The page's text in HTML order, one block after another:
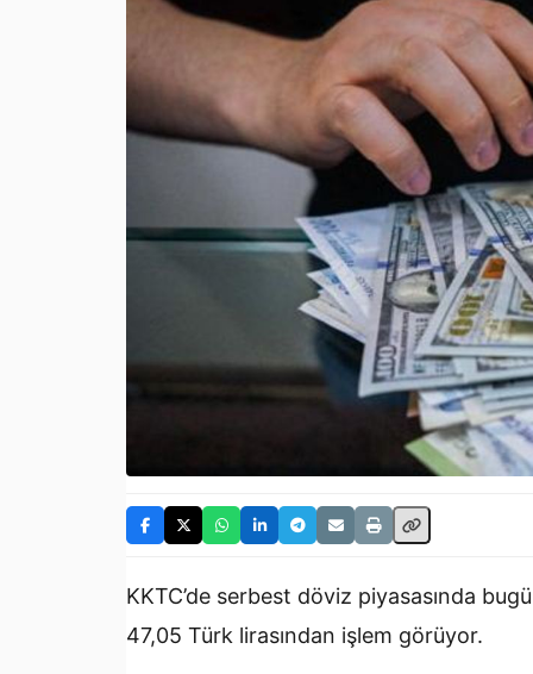
KKTC’de serbest döviz piyasasında
47,05 Türk lirasından işlem görüyor.